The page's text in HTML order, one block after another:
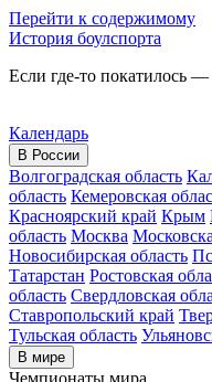
Перейти к содержимому
История боулспорта
Если где-то покатилось
Календарь
В России
Волгоградская область
область Кемеровская
Красноярский край Крым
область Москва
Новосибирская область
Татарстан Ростовская
область Свердловская
Ставропольский край
Тульская область
В мире
Чемпионаты мира